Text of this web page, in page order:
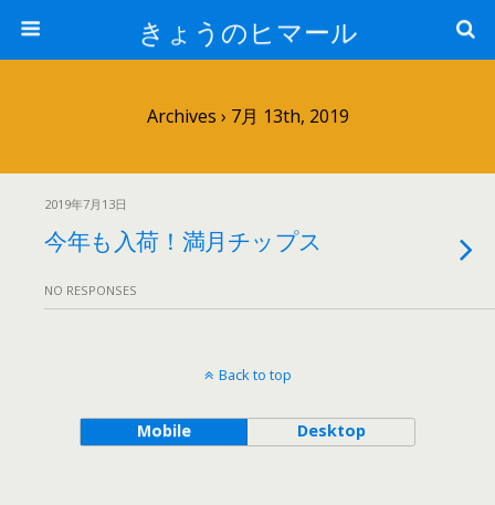
きょうのヒマール
Archives › 7月 13th, 2019
2019年7月13日
今年も入荷！満月チップス
NO RESPONSES
Back to top
Mobile Desktop